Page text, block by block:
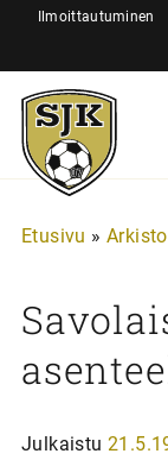
SiirryIlmoittautuminen
Sjk-
Juniorit
Etusivu » Arkisto
Julkaistu